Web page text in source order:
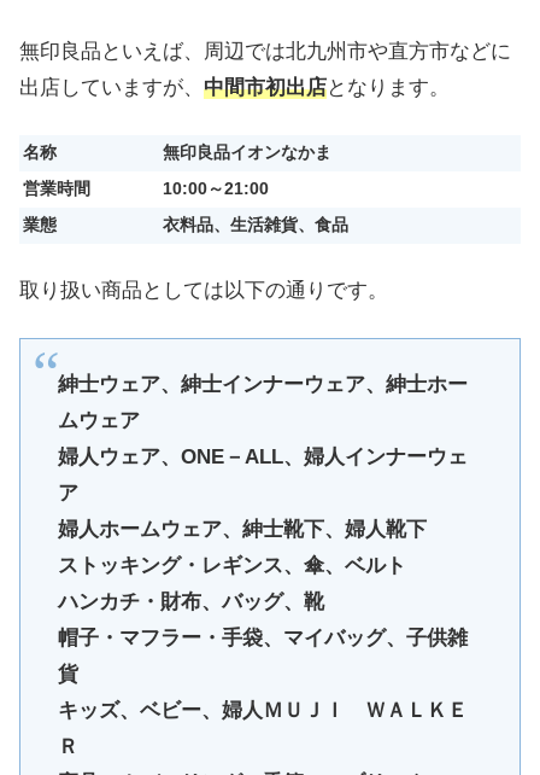
無印良品といえば、周辺では北九州市や直方市などに
出店していますが、 中間市初出店となります。
名称
無印良品イオンなかま
営業時間
10:00～21:00
業態
衣料品、生活雑貨、食品
取り扱い商品としては以下の通りです。
紳士ウェア、紳士インナーウェア、紳士ホー
ムウェア
婦人ウェア、ONE－ALL、婦人インナーウェ
ア
婦人ホームウェア、紳士靴下、婦人靴下
ストッキング・レギンス、傘、ベルト
ハンカチ・財布、バッグ、靴
帽子・マフラー・手袋、マイバッグ、子供雑
貨
キッズ、ベビー、婦人ＭＵＪＩ ＷＡＬＫＥ
Ｒ